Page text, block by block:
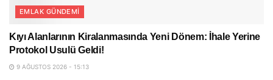
EMLAK GÜNDEMI
Kıyı Alanlarının Kiralanmasında Yeni Dönem: İhale Yerine
Protokol Usulü Geldi!
9 AĞUSTOS 2026 - 15:13